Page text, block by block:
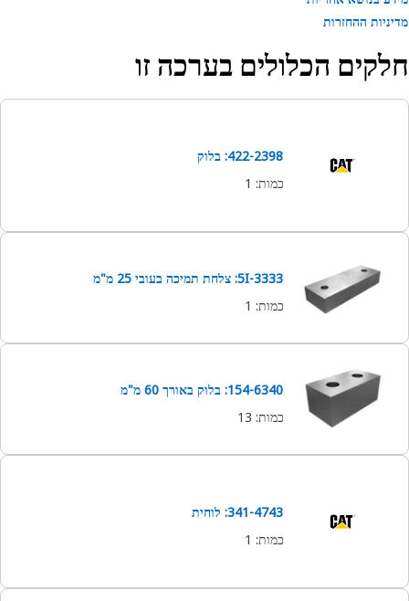
ההחזרות
הכלולים בערכה זו
422-2398: בלוק
כמות:
1
5I-3333: צלחת תמיכה בעובי 25 מ"מ
כמות:
1
154-6340: בלוק באורך 60 מ"מ
כמות:
13
341-4743: לוחית
כמות:
1